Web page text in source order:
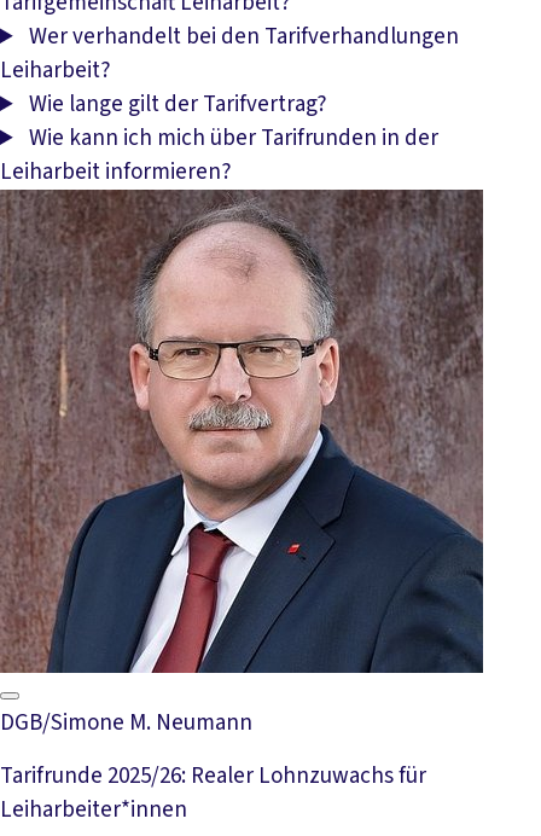
Wer verhandelt bei den Tarifverhandlungen
Leiharbeit?
Wie lange gilt der Tarifvertrag?
Wie kann ich mich über Tarifrunden in der
Leiharbeit informieren?
DGB/Simone M. Neumann
Tarifrunde 2025/26: Realer Lohnzuwachs für
Leiharbeiter*innen